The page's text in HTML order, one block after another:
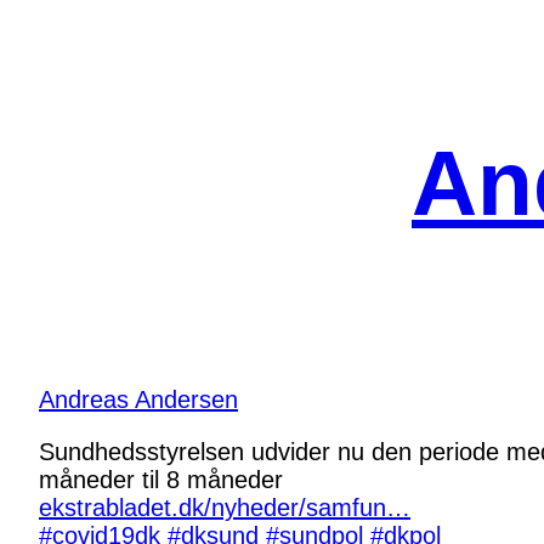
Andreas Andersen
Sundhedsstyrelsen udvider nu den periode
måneder til 8 måneder
ekstrabladet.dk/nyheder/samfun…
#covid19dk #dksund #sundpol #dkpol